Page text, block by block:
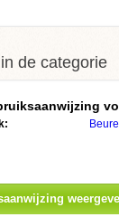
de categorie